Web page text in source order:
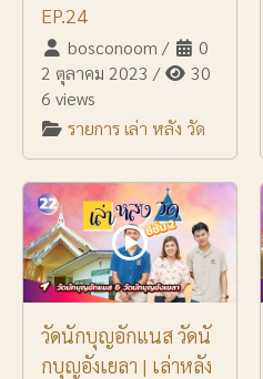
EP.24
bosconoom /
0
2 ตุลาคม 2023 /
30
6 views
รายการ เล่า หลัง วัด
วัดนักบุญอักแนส วัดนั
กบุญอังเยลา | เล่าหลัง